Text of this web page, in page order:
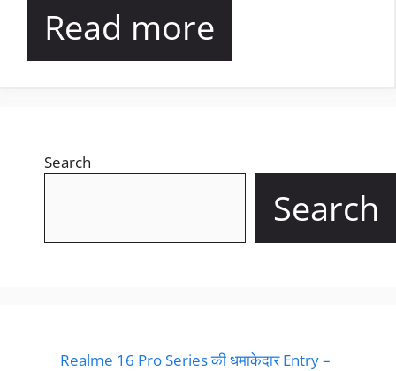
Read more
Search
Search
Realme 16 Pro Series की धमाकेदार Entry –